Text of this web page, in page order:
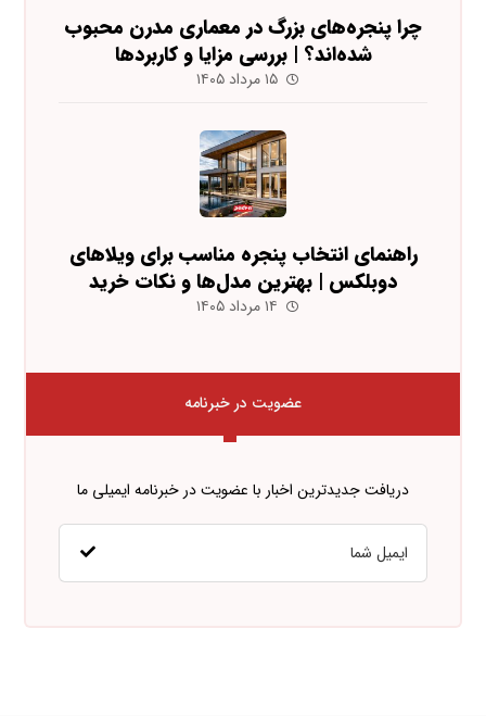
چرا پنجره‌های بزرگ در معماری مدرن محبوب
شده‌اند؟ | بررسی مزایا و کاربردها
۱۵ مرداد ۱۴۰۵
راهنمای انتخاب پنجره مناسب برای ویلاهای
دوبلکس | بهترین مدل‌ها و نکات خرید
۱۴ مرداد ۱۴۰۵
عضویت در خبرنامه
دریافت جدیدترین اخبار با عضویت در خبرنامه ایمیلی ما